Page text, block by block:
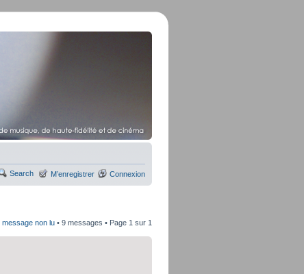
Search M’enregistrer Connexion
message non lu • 9 messages • Page 1 sur 1